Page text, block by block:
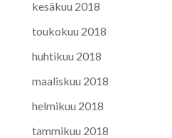
kesäkuu 2018
toukokuu 2018
huhtikuu 2018
maaliskuu 2018
helmikuu 2018
tammikuu 2018